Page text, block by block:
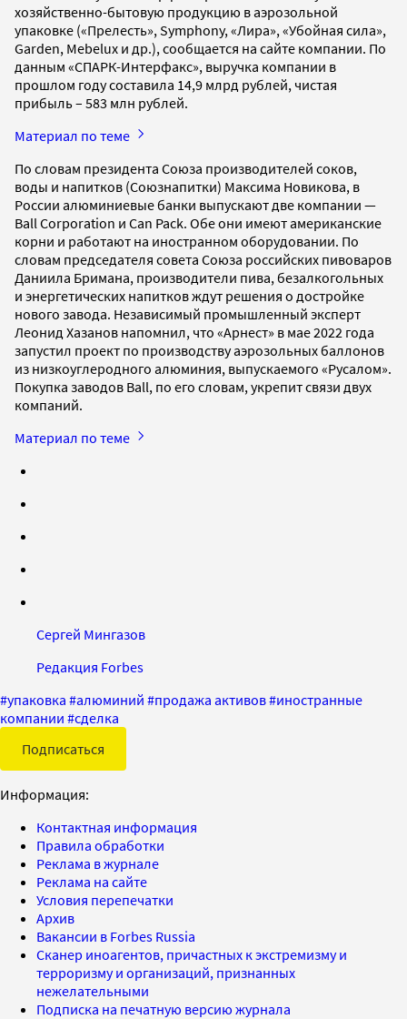
хозяйственно-бытовую продукцию в аэрозольной
упаковке («Прелесть», Symphony, «Лира», «Убойная сила»,
Garden, Mebelux и др.), сообщается на сайте компании. По
данным «СПАРК-Интерфакс», выручка компании в
прошлом году составила 14,9 млрд рублей, чистая
прибыль – 583 млн рублей.
Материал по теме
По словам президента Союза производителей соков,
воды и напитков (Союзнапитки) Максима Новикова, в
России алюминиевые банки выпускают две компании —
Ball Corporation и Can Pack. Обе они имеют американские
корни и работают на иностранном оборудовании. По
словам председателя совета Союза российских пивоваров
Даниила Бримана, производители пива, безалкогольных
и энергетических напитков ждут решения о достройке
нового завода. Независимый промышленный эксперт
Леонид Хазанов напомнил, что «Арнест» в мае 2022 года
запустил проект по производству аэрозольных баллонов
из низкоуглеродного алюминия, выпускаемого «Русалом».
Покупка заводов Ball, по его словам, укрепит связи двух
компаний.
Материал по теме
Сергей Мингазов
Редакция Forbes
#упаковка #алюминий #продажа активов#иностранные
компании #сделка
Подписаться
Информация:
Контактная информация
Правила обработки
Реклама в журнале
Реклама на сайте
Условия перепечатки
Архив
Вакансии в Forbes Russia
Сканер иноагентов, причастных к экстремизму и
терроризму и организаций, признанных
нежелательными
Подписка на печатную версию журнала